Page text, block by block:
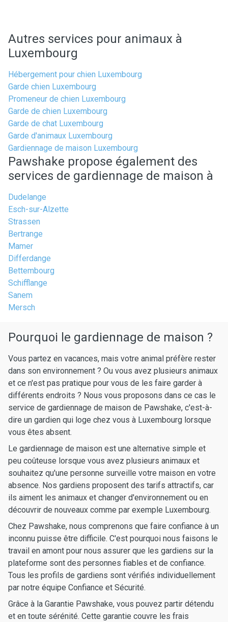
Autres services pour animaux à
Luxembourg
Hébergement pour chien Luxembourg
Garde chien Luxembourg
Promeneur de chien Luxembourg
Garde de chien Luxembourg
Garde de chat Luxembourg
Garde d'animaux Luxembourg
Gardiennage de maison Luxembourg
Pawshake propose également des
services de gardiennage de maison à
Dudelange
Esch-sur-Alzette
Strassen
Bertrange
Mamer
Differdange
Bettembourg
Schifflange
Sanem
Mersch
Pourquoi le gardiennage de maison ?
Vous partez en vacances, mais votre animal préfère rester
dans son environnement ? Ou vous avez plusieurs animaux
et ce n'est pas pratique pour vous de les faire garder à
différents endroits ? Nous vous proposons dans ce cas le
service de gardiennage de maison de Pawshake, c'est-à-
dire un gardien qui loge chez vous à Luxembourg lorsque
vous êtes absent.
Le gardiennage de maison est une alternative simple et
peu coûteuse lorsque vous avez plusieurs animaux et
souhaitez qu'une personne surveille votre maison en votre
absence. Nos gardiens proposent des tarifs attractifs, car
ils aiment les animaux et changer d'environnement ou en
découvrir de nouveaux comme par exemple Luxembourg.
Chez Pawshake, nous comprenons que faire confiance à un
inconnu puisse être difficile. C'est pourquoi nous faisons le
travail en amont pour nous assurer que les gardiens sur la
plateforme sont des personnes fiables et de confiance.
Tous les profils de gardiens sont vérifiés individuellement
par notre équipe Confiance et Sécurité.
Grâce à la Garantie Pawshake, vous pouvez partir détendu
et en toute sérénité. Cette garantie couvre les frais